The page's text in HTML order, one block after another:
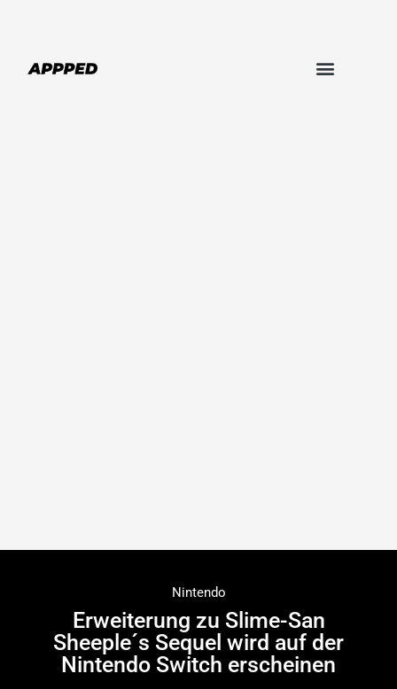
Nintendo
Erweiterung zu Slime-San
Sheeple´s Sequel wird auf der
Nintendo Switch erscheinen